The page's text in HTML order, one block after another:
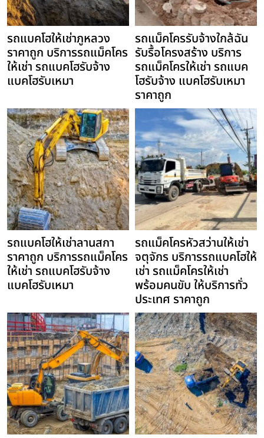
รถแบคโฮให้เช่าภูหลวง
ราคาถูก บริการรถแม็คโคร
ให้เช่า รถแบคโฮรับจ้าง
แบคโฮรับเหมา
รถแม็คโครรับจ้างใกล้ฉัน
รับรื้อโครงสร้าง บริการ
รถแม็คโครให้เช่า รถแบค
โฮรับจ้าง แบคโฮรับเหมา
ราคาถูก
รถแบคโฮให้เช่าลานสกา
ราคาถูก บริการรถแม็คโคร
ให้เช่า รถแบคโฮรับจ้าง
แบคโฮรับเหมา
รถแม็คโครหัวสว่านให้เช่า
จตุจักร บริการรถแบคโฮให้
เช่า รถแม็คโครให้เช่า
พร้อมคนขับ ให้บริการทั่ว
ประเทศ ราคาถูก